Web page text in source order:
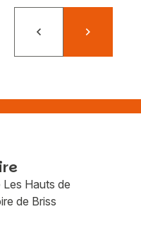
PrécédentSuivant
Hauts de
de Briss